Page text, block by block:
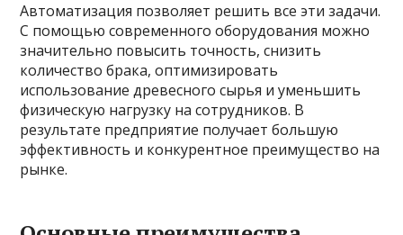
Автоматизация позволяет решить все эти задачи.
С помощью современного оборудования можно
значительно повысить точность, снизить
количество брака, оптимизировать
использование древесного сырья и уменьшить
физическую нагрузку на сотрудников. В
результате предприятие получает большую
эффективность и конкурентное преимущество на
рынке.